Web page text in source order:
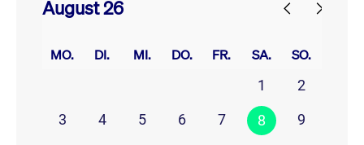
August 26
MO. DI. MI. DO. FR. SA. SO.
1
2
3
4 5 6 7 8 9